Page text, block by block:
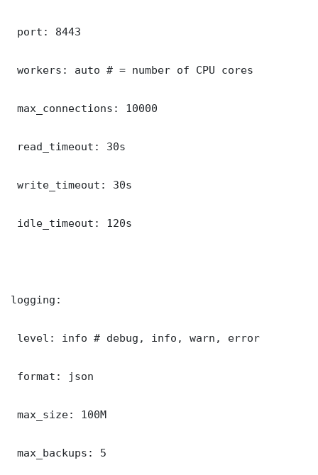
port: 8443
workers: auto # = number of CPU cores
max_connections: 10000
read_timeout: 30s
write_timeout: 30s
idle_timeout: 120s
logging:
level: info # debug, info, warn, error
format: json
max_size: 100M
max_backups: 5